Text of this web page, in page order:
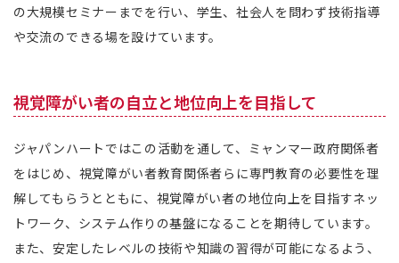
の大規模セミナーまでを行い、学生、社会人を問わず技術指導
や交流のできる場を設けています。
視覚障がい者の自立と地位向上を目指して
ジャパンハートではこの活動を通して、ミャンマー政府関係者
をはじめ、視覚障がい者教育関係者らに専門教育の必要性を理
解してもらうとともに、視覚障がい者の地位向上を目指すネッ
トワーク、システム作りの基盤になることを期待しています。
また、安定したレベルの技術や知識の習得が可能になるよう、